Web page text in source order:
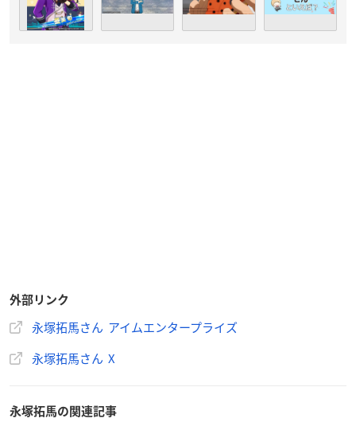
の活躍にも大注目の声優です！
外部リンク
永塚拓馬さん アイムエンタープライズ
永塚拓馬さん X
永塚拓馬の関連記事